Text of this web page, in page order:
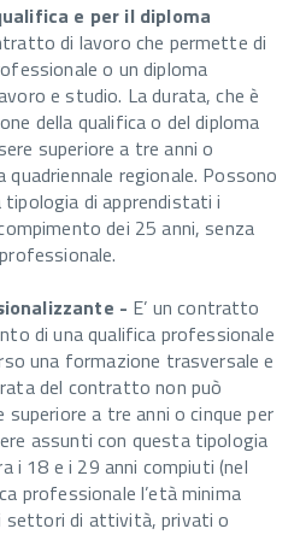
e per il diploma
di lavoro che permette di
o un diploma
e studio. La durata, che è
della qualifica o del diploma
superiore a tre anni o
regionale. Possono
di apprendistati i
dei 25 anni, senza
- E’ un contratto
di una qualifica professionale
una formazione trasversale e
del contratto non può
a tre anni o cinque per
assunti con questa tipologia
i 18 e i 29 anni compiuti (nel
professionale l’età minima
settori di attività, privati o